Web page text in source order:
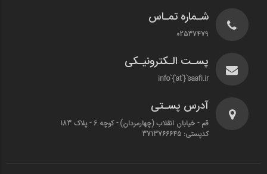
شـماره تمـاس
02537479
پسـت الـکترونیـکی
info`{`at`}`saafi.ir
آدرس پسـتی
قم - خیابان انقلاب (چهارمردان)‌ - کوچه 6 - پلاک 183
کدپستی: 3713766645